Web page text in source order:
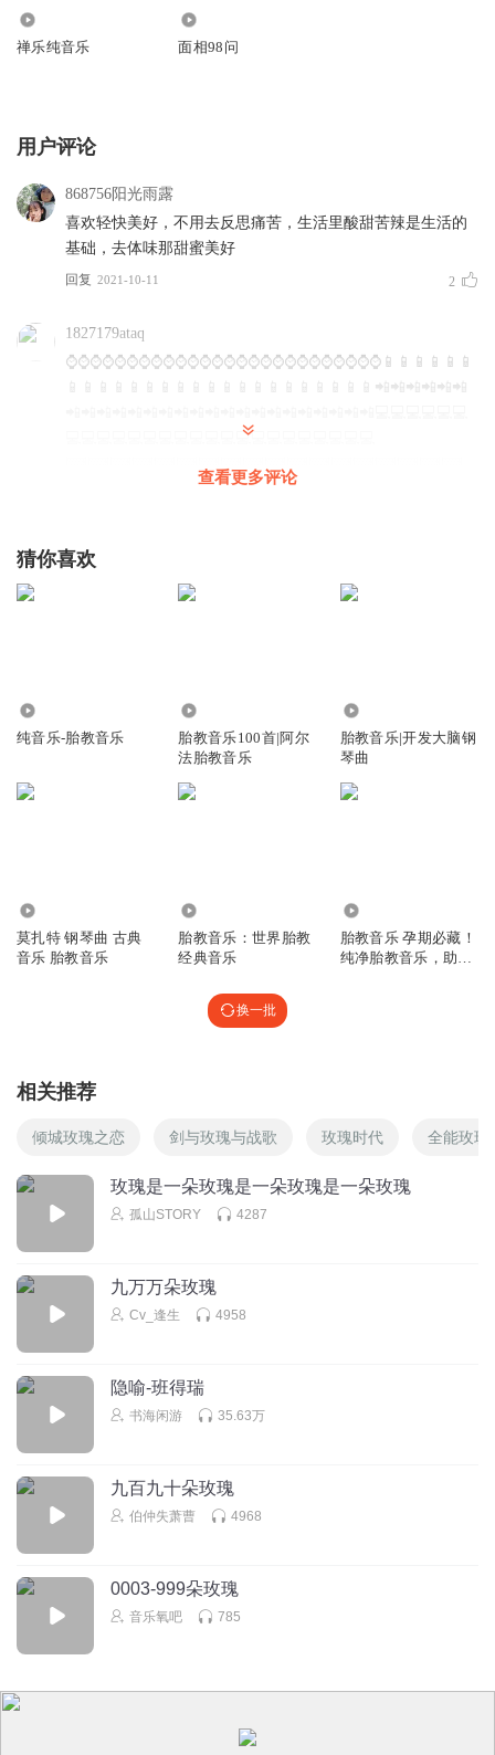
我们既要张开双臂迎接万紫千红，又要高昂的抬起头笑对人
生的坎坷与不平。
人生如路，难免会有坎坷泥泞，要对未来抱有美好的憧
憬。岁月恬淡而美好，用一抹清香点缀时光的韵脚，便是活
着的从容！
人生需要努力付出，在付出的同时，我们也在收获着属
只有脚踏实地走好每一步，步步为营、步步珍重，方能走出
让我们，静下心，陪宝宝走进今天的胎教音乐。
禅乐纯音乐 面相98问
用户评论
868756阳光雨露
喜欢轻快美好，不用去反思痛苦，生活里酸甜苦辣是生活的
基础，去体味那甜蜜美好
回复 2021-10-11 2
1827179ataq
⌚️⌚️⌚️⌚️⌚️⌚️⌚️⌚️⌚️⌚️⌚️⌚️⌚️⌚️⌚️⌚️⌚️⌚️⌚️⌚️⌚️⌚️⌚️⌚️⌚️⌚️📱📱📱📱📱📱
📱📱📱📱📱📱📱📱📱📱📱📱📱📱📱📱📱📱📱📱📲📲📲📲📲📲
💻💻💻💻💻💻💻💻💻💻💻💻💻💻💻💻💻💻💻💻
⌨⌨ Alaoaoaoaoaoaoaoaoao The same
查看更多评论
猜你喜欢
纯音乐-胎教音乐
胎教音乐100首|阿尔
法胎教音乐
胎教音乐|开发大脑钢
琴曲
莫扎特 钢琴曲 古典
音乐 胎教音乐
胎教音乐：世界胎教
经典音乐
胎教音乐 孕期必藏！
纯净胎教音乐，助眠
换一批
相关推荐
倾城玫瑰之恋 剑与玫瑰与战歌 玫瑰时代 全能玫瑰
玫瑰是一朵玫瑰是一朵玫瑰是一朵玫瑰
孤山STORY 4287
九万万朵玫瑰
Cv_逢生 4958
隐喻-班得瑞
书海闲游 35.63万
九百九十朵玫瑰
伯仲失萧曹 4968
0003-999朵玫瑰
音乐氧吧 785